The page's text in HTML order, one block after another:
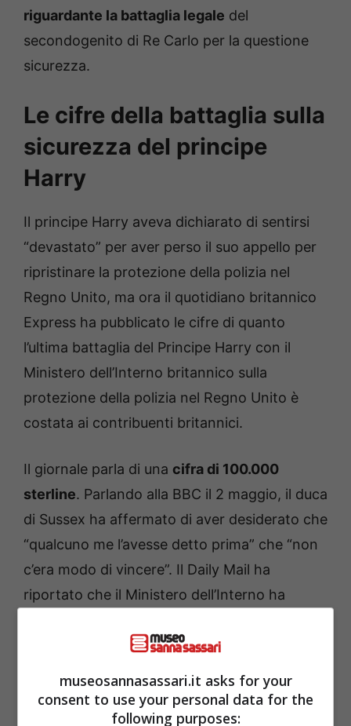
riguardante la battaglia legale del
secondogenito di Re Carlo per la questione
sicurezza.
Le cifre della battaglia sulla
sicurezza del principe
Harry
Il principe Harry aveva dichiarato di sentirsi
“devastato” per aver perso il suo appello per
ripristinare la protezione della polizia nel
Regno Unito, ma ora il quotidiano britannico
Express ha pubblicato le cifre di quanto
l’ultima battaglia del Principe Harry con il
Ministero dell’Interno britannico sulla
protezione della polizia nel Regno Unito è
costata ai contribuenti britannici.
Il giornale parla di una cifra di 100.000
sterline. Parlando alla BBC il 2 maggio, il duca
di Sussex ha affermato di aver desiderato che
“qualcuno me l’avesse detto prima” che “non
c’era modo di vincere”. Il Daily Mail ha
riportato che il Ministero dell’Interno ha
sterline, che includono 554.000 sterline per la
ha stabilito che il reale aveva “completamente
museosannasassari.it asks for your
consent to use your personal data for the
following purposes: